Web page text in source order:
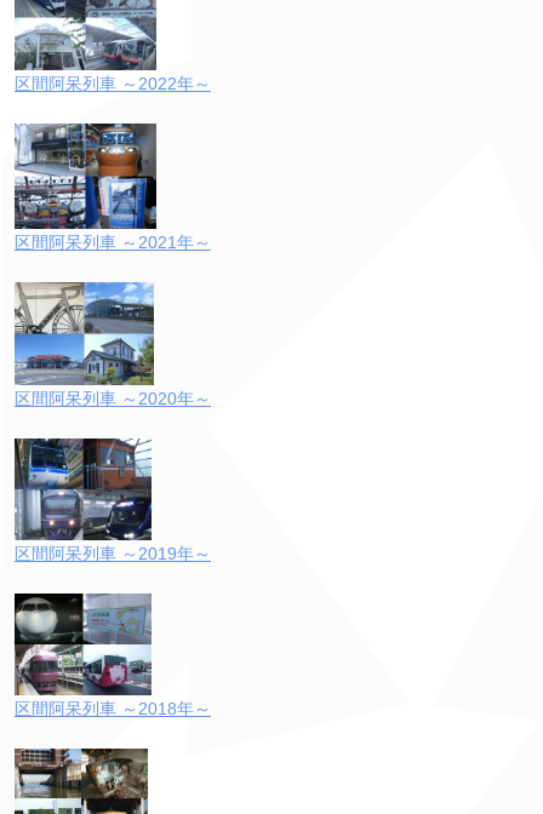
区間阿呆列車 ～2022年～
区間阿呆列車 ～2021年～
区間阿呆列車 ～2020年～
区間阿呆列車 ～2019年～
区間阿呆列車 ～2018年～